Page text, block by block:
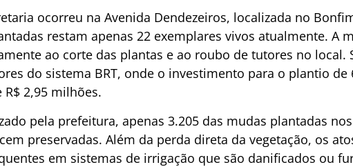
ocorreu na Avenida Dendezeiros, localizada no
restam apenas 22 exemplares vivos atualmente. A
ao corte das plantas e ao roubo de tutores no local.
do sistema BRT, onde o investimento para o plantio de
2,95 milhões.
pela prefeitura, apenas 3.205 das mudas plantadas
preservadas. Além da perda direta da vegetação, os
em sistemas de irrigação que são danificados ou